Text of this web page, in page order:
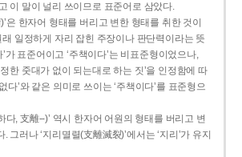
이 말이 널리 쓰이므로 표준어로 삼았다.
한자어 형태를 버리고 변한 형태를 취한 것이
래 일정하게 자리 잡힌 주장이나 판단력이라는 뜻
가 표준어이고 ‘주책이다’는 비표준형이었으나,
정한 줏대가 없이 되는대로 하는 짓’을 인정함에 따
다’와 같은 의미로 쓰이는 ‘주책이다’를 표준형으
, 支離--)’ 역시 한자어 어원의 형태를 버리고 변
그러나 ‘지리멸렬(支離滅裂)’에서는 ‘지리’가 유지